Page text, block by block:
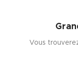
Vous